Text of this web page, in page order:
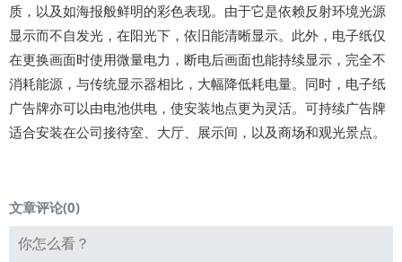
质，以及如海报般鲜明的彩色表现。由于它是依赖反射环境光源
显示而不自发光，在阳光下，依旧能清晰显示。此外，电子纸仅
在更换画面时使用微量电力，断电后画面也能持续显示，完全不
消耗能源，与传统显示器相比，大幅降低耗电量。同时，电子纸
广告牌亦可以由电池供电，使安装地点更为灵活。可持续广告牌
适合安装在公司接待室、大厅、展示间，以及商场和观光景点。
文章评论(0)